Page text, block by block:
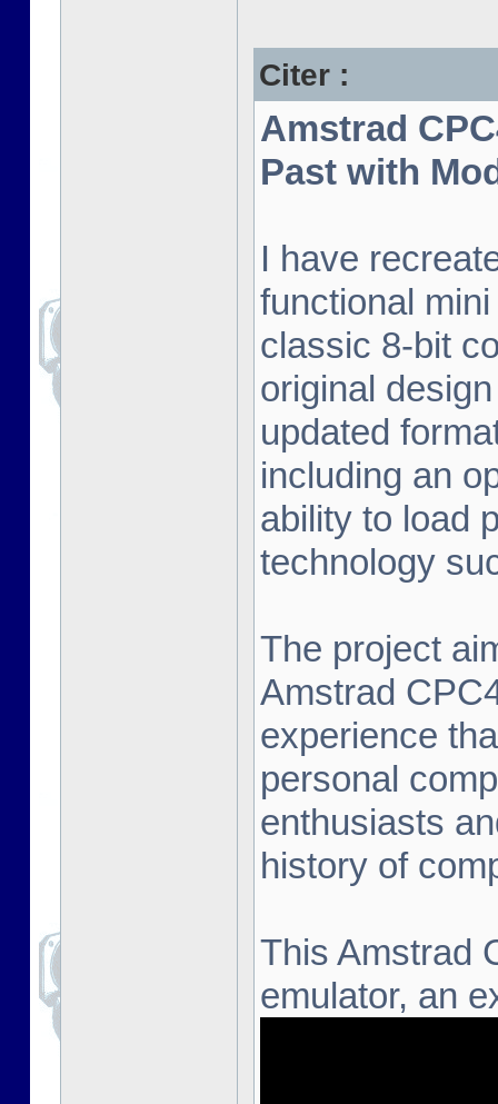
Citer :
Amstrad
Past with
I have
functional
classic 8-bit
original
updated
including an
ability to load
technology
The project
Amstrad
experience
personal
enthusiasts
history of
This Amstrad
emulator, an